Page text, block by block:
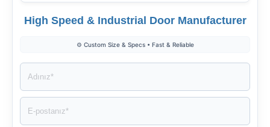
High Speed & Industrial Door Manufacturer
⚙️ Custom Size & Specs • Fast & Reliable